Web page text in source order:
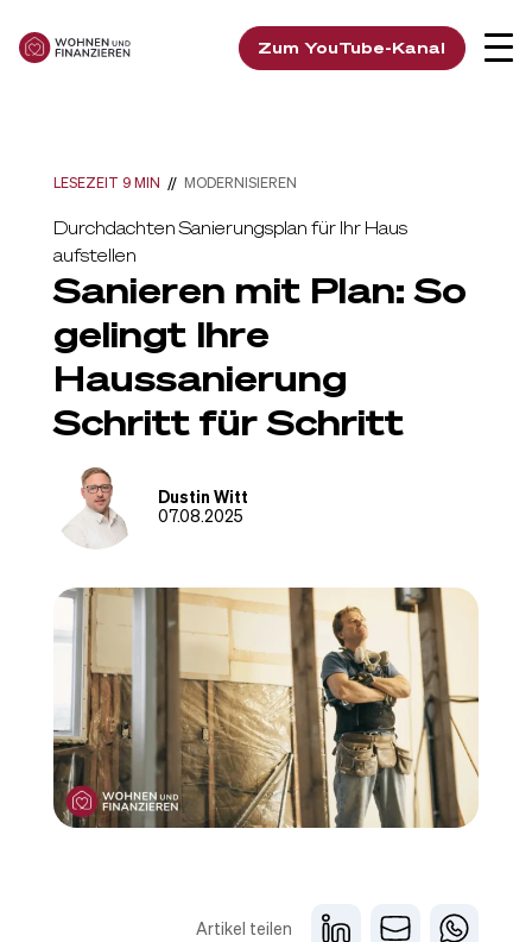
Zum YouTube-Kanal
LESEZEIT 9 MIN // MODERNISIEREN
Durchdachten Sanierungsplan für Ihr Haus
aufstellen
Sanieren mit Plan: So
gelingt Ihre
Haussanierung
Schritt für Schritt
Dustin Witt
07.08.2025
Artikel teilen